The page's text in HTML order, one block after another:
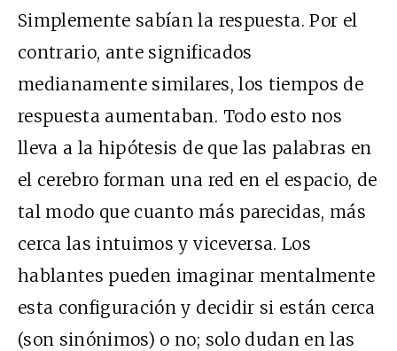
Simplemente sabían la respuesta. Por el
contrario, ante significados
medianamente similares, los tiempos de
respuesta aumentaban. Todo esto nos
lleva a la hipótesis de que las palabras en
el cerebro forman una red en el espacio, de
tal modo que cuanto más parecidas, más
cerca las intuimos y viceversa. Los
hablantes pueden imaginar mentalmente
esta configuración y decidir si están cerca
(son sinónimos) o no; solo dudan en las